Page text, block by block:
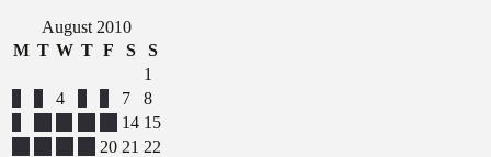
August 2010
M T W T F S
S
1
4 7
8
14 15
20 21 22